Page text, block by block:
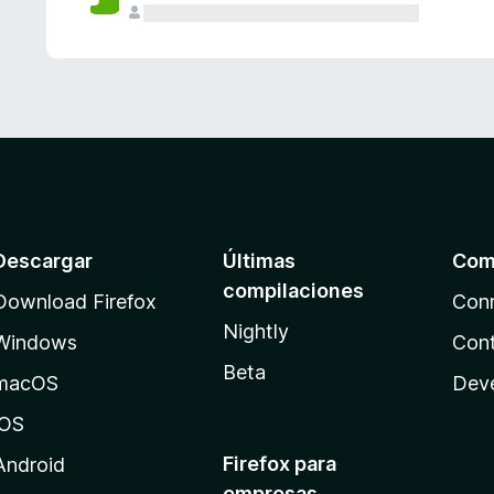
Firefox
Últimas
compilaciones
Nightly
Beta
Firefox para